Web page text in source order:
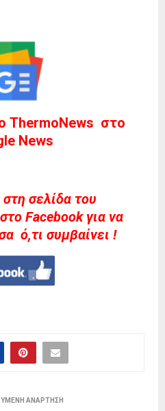
ThermoNews στο
News
σελίδα του
Facebook για να
ό,τι συμβαίνει !
ΑΝΆΡΤΗΣΗ